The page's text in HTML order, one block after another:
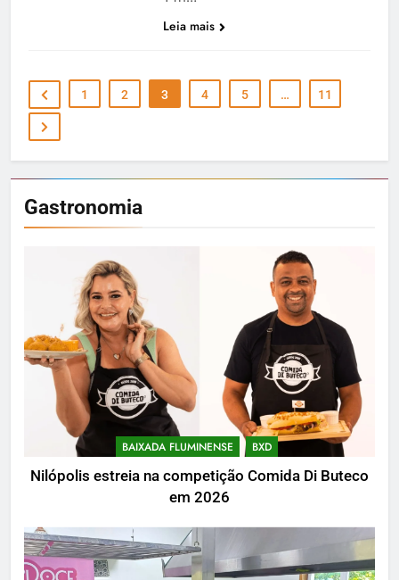
Gastronomia
BAIXADA FLUMINENSE BXD
Nilópolis estreia na competição Comida Di Buteco
em 2026
Leia mais
1 2 3 4 5 … 11